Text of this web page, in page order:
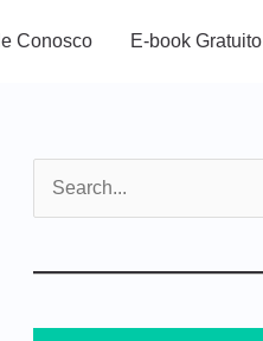
Conosco E-book Gratuito
s